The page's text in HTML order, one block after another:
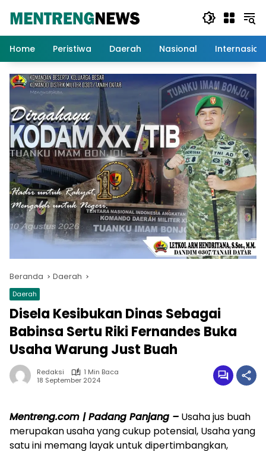
Home
Peristiwa Daerah Nasional
Beranda Daerah
Daerah
Disela Kesibukan Dinas Sebagai
Babinsa Sertu Riki Fernandes Buka
Usaha Warung Just Buah
Redaksi
1 Min Baca
18 September 2024
Mentreng.com | Padang Panjang – Usaha jus buah
merupakan usaha yang cukup potensial, Usaha yang
satu ini memang layak untuk dipertimbangkan,